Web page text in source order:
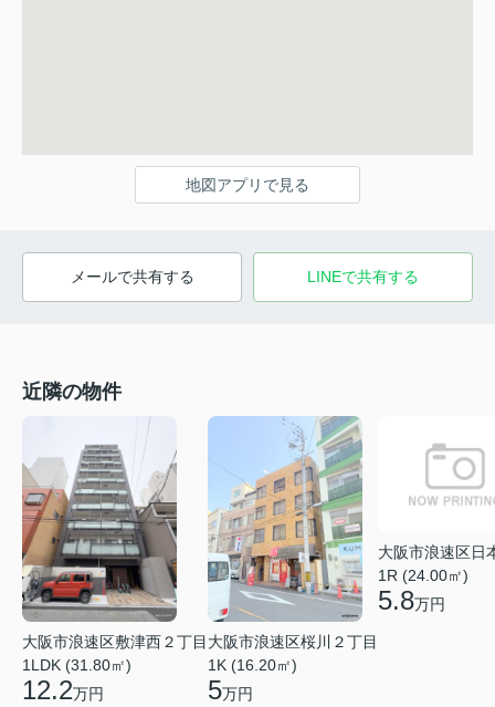
地図アプリで見る
メールで共有する LINEで共有する
近隣の物件
大阪市浪速区敷津西２丁目
1LDK (31.80㎡)
12.2万円
大阪市浪速区桜川２丁目
1K (16.20㎡)
5万円
大阪市浪速区日
1R (24.00㎡)
5.8万円